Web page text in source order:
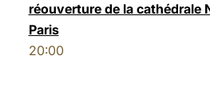
réouverture de la cathédrale
Paris
20:00